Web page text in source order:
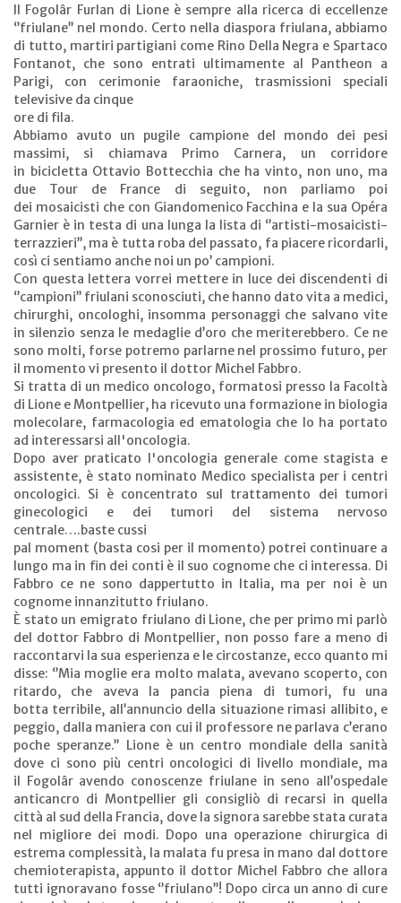
Il Fogolâr Furlan di Lione è sempre alla ricerca di eccellenze
‘’friulane’’ nel mondo. Certo nella diaspora friulana, abbiamo
di tutto, martiri partigiani come Rino Della Negra e Spartaco
Fontanot, che sono entrati ultimamente al Pantheon a
Parigi, con cerimonie faraoniche, trasmissioni speciali
televisive da cinque
ore di fila.
Abbiamo avuto un pugile campione del mondo dei pesi
massimi, si chiamava Primo Carnera, un corridore
in bicicletta Ottavio Bottecchia che ha vinto, non uno, ma
due Tour de France di seguito, non parliamo poi
dei mosaicisti che con Giandomenico Facchina e la sua Opéra
Garnier è in testa di una lunga la lista di ‘’artisti-mosaicisti-
terrazzieri’’, ma è tutta roba del passato, fa piacere ricordarli,
così ci sentiamo anche noi un po’ campioni.
Con questa lettera vorrei mettere in luce dei discendenti di
‘’campioni’’ friulani sconosciuti, che hanno dato vita a medici,
chirurghi, oncologhi, insomma personaggi che salvano vite
in silenzio senza le medaglie d’oro che meriterebbero. Ce ne
sono molti, forse potremo parlarne nel prossimo futuro, per
il momento vi presento il dottor Michel Fabbro.
Si tratta di un medico oncologo, formatosi presso la Facoltà
di Lione e Montpellier, ha ricevuto una formazione in biologia
molecolare, farmacologia ed ematologia che lo ha portato
ad interessarsi all'oncologia.
Dopo aver praticato l'oncologia generale come stagista e
assistente, è stato nominato Medico specialista per i centri
oncologici. Si è concentrato sul trattamento dei tumori
ginecologici e dei tumori del sistema nervoso
centrale….baste cussi
pal moment (basta cosi per il momento) potrei continuare a
lungo ma in fin dei conti è il suo cognome che ci interessa. Di
Fabbro ce ne sono dappertutto in Italia, ma per noi è un
cognome innanzitutto friulano.
È stato un emigrato friulano di Lione, che per primo mi parlò
del dottor Fabbro di Montpellier, non posso fare a meno di
raccontarvi la sua esperienza e le circostanze, ecco quanto mi
disse: ‘’Mia moglie era molto malata, avevano scoperto, con
ritardo, che aveva la pancia piena di tumori, fu una
botta terribile, all’annuncio della situazione rimasi allibito, e
peggio, dalla maniera con cui il professore ne parlava c’erano
poche speranze.’’ Lione è un centro mondiale della sanità
dove ci sono più centri oncologici di livello mondiale, ma
il Fogolâr avendo conoscenze friulane in seno all’ospedale
anticancro di Montpellier gli consigliò di recarsi in quella
città al sud della Francia, dove la signora sarebbe stata curata
nel migliore dei modi. Dopo una operazione chirurgica di
estrema complessità, la malata fu presa in mano dal dottore
chemioterapista, appunto il dottor Michel Fabbro che allora
tutti ignoravano fosse ‘’friulano’’! Dopo circa un anno di cure